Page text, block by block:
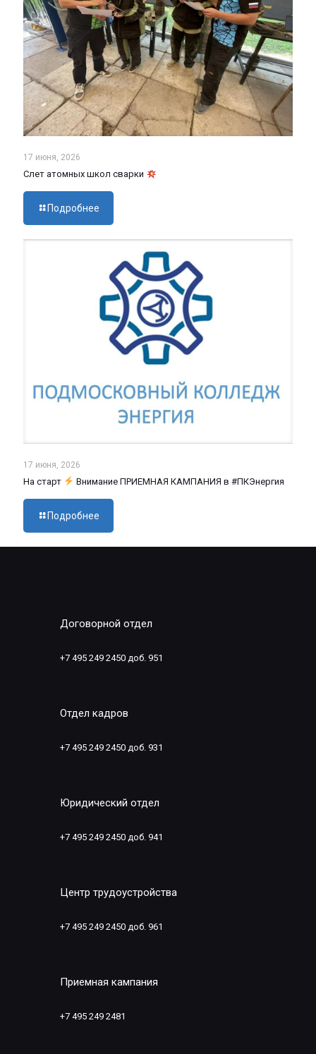
17 июня, 2026
Слет атомных школ сварки
Подробнее
17 июня, 2026
На старт Внимание ПРИЕМНАЯ КАМПАНИЯ в #ПКЭнергия
Подробнее
Договорной отдел
+7 495 249 2450 доб. 951
Отдел кадров
+7 495 249 2450 доб. 931
Юридический отдел
+7 495 249 2450 доб. 941
Центр трудоустройства
+7 495 249 2450 доб. 961
Приемная кампания
+7 495 249 2481